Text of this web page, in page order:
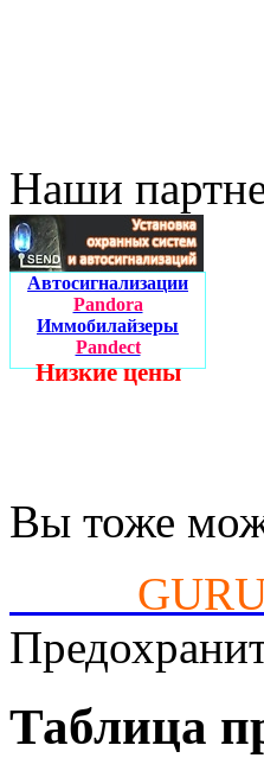
Наши
Автосигнализации
Pandora
Иммобилайзеры
Pandect
Низкие цены
Вы тоже
Таблица